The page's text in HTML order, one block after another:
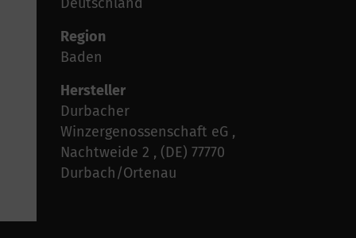
Region
Baden
Hersteller
Durbacher
Winzergenossenschaft eG ,
Nachtweide 2 , (DE) 77770
Durbach/Ortenau